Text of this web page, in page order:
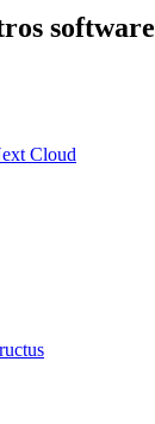
software
Cloud